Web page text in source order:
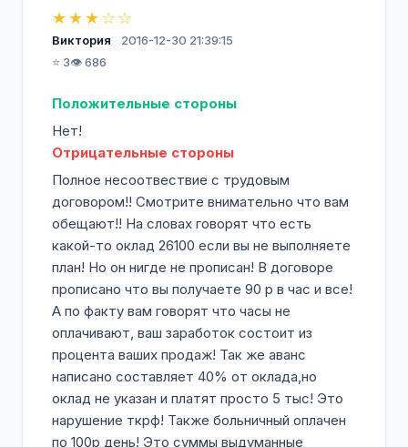
ценность за меньшие деньги. Под
ценностью мы понимаем оптимальное
сочетание качества, практичности,
продаваемой обуви при лучшем выборе.
Как одна из ведущих российских сетей мы
обладаем большим опытом, репутацией и
ответственностью, а значит, для всех
наших покупателей мы являемся надёжным
местом покупки. Наша компания
предлагает надежные гарантии качества
своей продукции. Опытные дизайнеры и
технологи, работающие в нашей команде,
тщательно подбирают коллекцию обуви на
каждый сезон. А это значит, что в наших
магазинах к каждому сезону появляется
широкий, профессионально продуманный
ассортимент.
★★★☆☆
Виктория
2016-12-30 21:39:15
⭐ 3👁️ 686
Положительные стороны
Нет!
Отрицательные стороны
Полное несоотвествие с трудовым
договором!! Смотрите внимательно что вам
обещают!! На словах говорят что есть
какой-то оклад 26100 если вы не выполняете
план! Но он нигде не прописан! В договоре
прописано что вы получаете 90 р в час и все!
А по факту вам говорят что часы не
оплачивают, ваш заработок состоит из
процента ваших продаж! Так же аванс
написано составляет 40% от оклада,но
оклад не указан и платят просто 5 тыс! Это
нарушение ткрф! Также больничный оплачен
по 100р день! Это суммы выдуманные